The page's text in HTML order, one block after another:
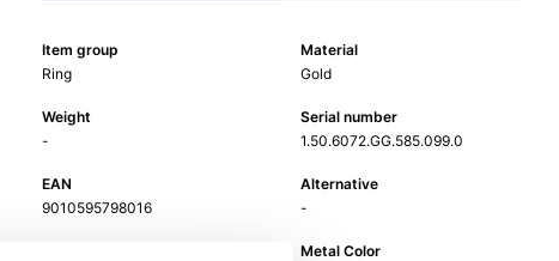
Item group
Ring
Material
Gold
Weight
-
Serial number
1.50.6072.GG.585.099.0
EAN
9010595798016
Alternative
-
Metal Color